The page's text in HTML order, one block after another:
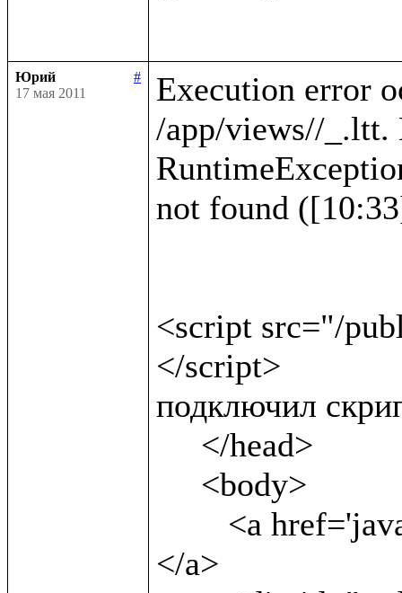
Юрий
#
17 мая 2011
Execution error
/app/views//_.ltt.
not found
<script src="/
</script>
подключил
</a>